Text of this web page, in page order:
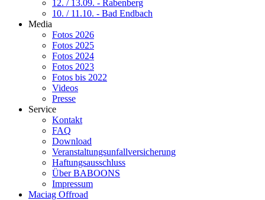
12. / 13.09. - Rabenberg
10. / 11.10. - Bad Endbach
Media
Fotos 2026
Fotos 2025
Fotos 2024
Fotos 2023
Fotos bis 2022
Videos
Presse
Service
Kontakt
FAQ
Download
Veranstaltungsunfallversicherung
Haftungsausschluss
Über BABOONS
Impressum
Maciag Offroad